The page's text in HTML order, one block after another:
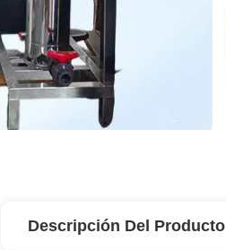
Descripción Del Producto